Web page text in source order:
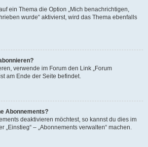
ein Thema die Option „Mich benachrichtigen,
wurde“ aktivierst, wird das Thema ebenfalls
verwende im Forum den Link „Forum
am Ende der Seite befindet.
Abonnements?
deaktivieren möchtest, so kannst du dies im
„Einstieg“ – „Abonnements verwalten“ machen.